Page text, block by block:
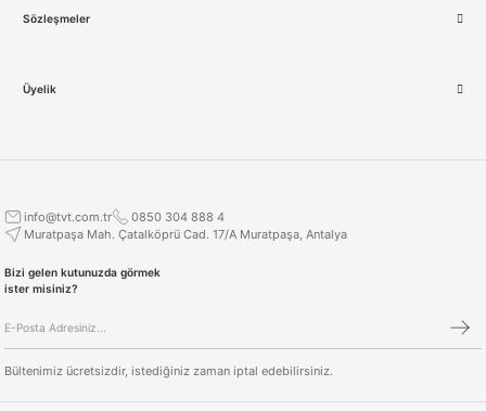
Sözleşmeler
Üyelik
info@tvt.com.tr
0850 304 888 4
Muratpaşa Mah. Çatalköprü Cad. 17/A Muratpaşa, Antalya
Bizi gelen kutunuzda görmek
ister misiniz?
Bültenimiz ücretsizdir, istediğiniz zaman iptal edebilirsiniz.